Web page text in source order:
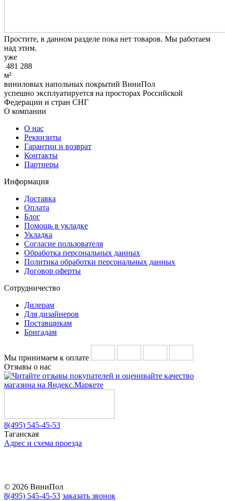
Простите, в данном разделе пока нет товаров. Мы работаем
над этим.
уже
481 288
м²
виниловых напольных покрытий ВиниПол
успешно эксплуатируется на просторах Российской
Федерации и стран СНГ
О компании
О нас
Реквизиты
Гарантии и возврат
Контакты
Партнеры
Информация
Доставка
Оплата
Блог
Помощь в укладке
Укладка
Согласие пользователя
Обработка персональных данных
Политика обработки персональных данных
Договор оферты
Сотрудничество
Дилерам
Для дизайнеров
Поставщикам
Бригадам
Мы принимаем к оплате
Отзывы о нас
8(495) 545-45-53
Таганская
Адрес и схема проезда
© 2026 ВиниПол
8(495) 545-45-53 заказать звонок